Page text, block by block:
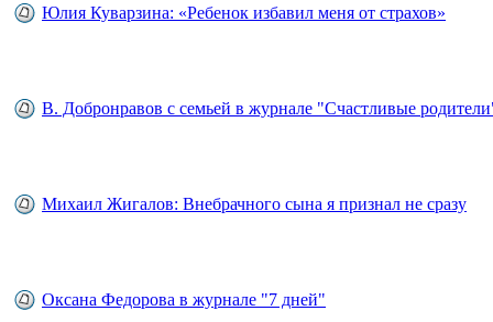
Юлия Куварзина: «Ребенок избавил меня от страхов»
В. Добронравов с семьей в журнале "Счастливые
Михаил Жигалов: Внебрачного сына я признал не сразу
Оксана Федорова в журнале "7 дней"